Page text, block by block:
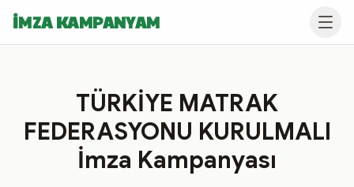
İMZA KAMPANYAM
TÜRKİYE MATRAK
FEDERASYONU KURULMALI
İmza Kampanyası